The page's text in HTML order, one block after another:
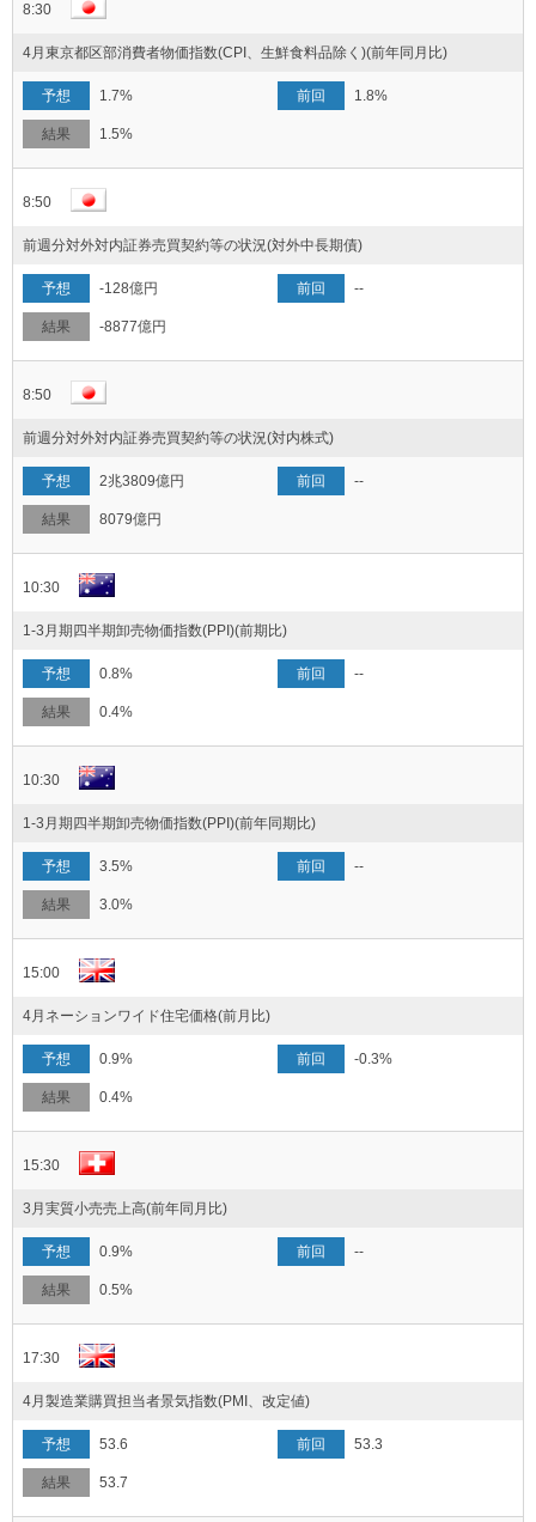
8:30
4月東京都区部消費者物価指数(CPI、生鮮食料品除く)(前年同月比)
1.7% 1.8%
1.5%
8:50
前週分対外対内証券売買契約等の状況(対外中長期債)
-128億円 --
-8877億円
8:50
前週分対外対内証券売買契約等の状況(対内株式)
2兆3809億円 --
8079億円
10:30
1-3月期四半期卸売物価指数(PPI)(前期比)
0.8% --
0.4%
10:30
1-3月期四半期卸売物価指数(PPI)(前年同期比)
3.5% --
3.0%
15:00
4月ネーションワイド住宅価格(前月比)
0.9% -0.3%
0.4%
15:30
3月実質小売売上高(前年同月比)
0.9% --
0.5%
17:30
4月製造業購買担当者景気指数(PMI、改定値)
53.6 53.3
53.7